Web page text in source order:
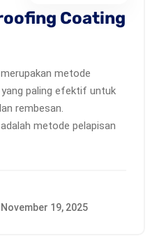
Coating
metode
paling efektif untuk
rembesan.
metode pelapisan
November 19, 2025